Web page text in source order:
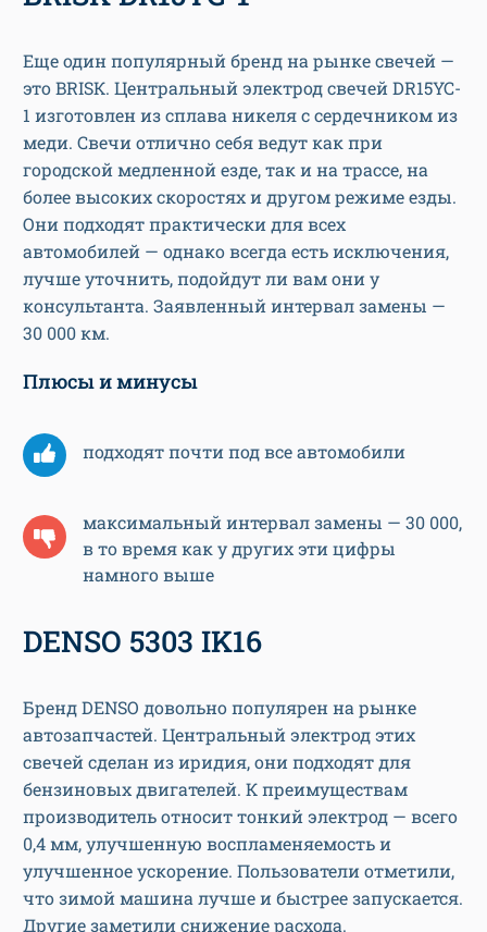
Еще один популярный бренд на рынке свечей —
это BRISК. Центральный электрод свечей DR15YC-
1 изготовлен из сплава никеля с сердечником из
меди. Свечи отлично себя ведут как при
городской медленной езде, так и на трассе, на
более высоких скоростях и другом режиме езды.
Они подходят практически для всех
автомобилей — однако всегда есть исключения,
лучше уточнить, подойдут ли вам они у
консультанта. Заявленный интервал замены —
30 000 км.
Плюсы и минусы
подходят почти под все автомобили
максимальный интервал замены — 30 000,
в то время как у других эти цифры
намного выше
DENSO 5303 IK16
Бренд DENSO довольно популярен на рынке
автозапчастей. Центральный электрод этих
свечей сделан из иридия, они подходят для
бензиновых двигателей. К преимуществам
производитель относит тонкий электрод — всего
0,4 мм, улучшенную воспламеняемость и
улучшенное ускорение. Пользователи отметили,
что зимой машина лучше и быстрее запускается.
Другие заметили снижение расхода.